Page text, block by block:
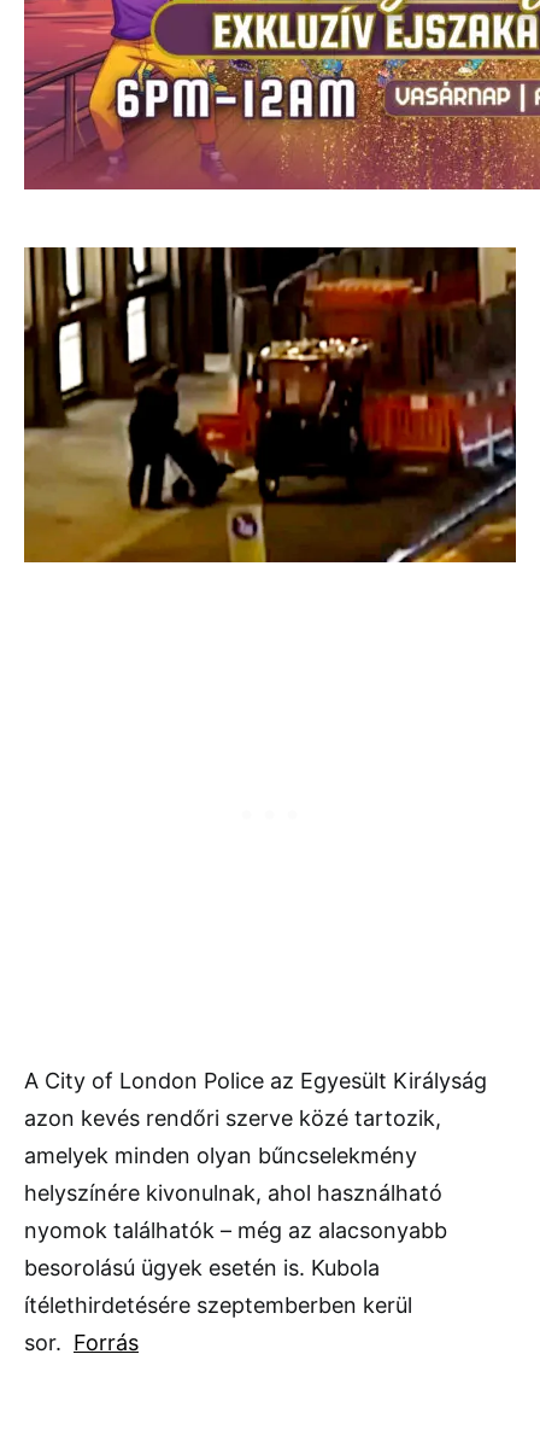
A City of London Police az Egyesült Királyság
azon kevés rendőri szerve közé tartozik,
amelyek minden olyan bűncselekmény
helyszínére kivonulnak, ahol használható
nyomok találhatók – még az alacsonyabb
besorolású ügyek esetén is. Kubola
ítélethirdetésére szeptemberben kerül
sor. Forrás